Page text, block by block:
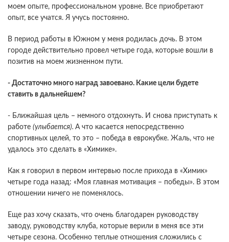
моем опыте, профессиональном уровне. Все приобретают
опыт, все учатся. Я учусь постоянно.
В период работы в Южном у меня родилась дочь. В этом
городе действительно провел четыре года, которые вошли в
позитив на моем жизненном пути.
- Достаточно много наград завоевано. Какие цели будете
ставить в дальнейшем?
- Ближайшая цель – немного отдохнуть. И снова приступать к
работе (улыбается). А что касается непосредственно
спортивных целей, то это – победа в еврокубке. Жаль, что не
удалось это сделать в «Химике».
Как я говорил в первом интервью после прихода в «Химик»
четыре года назад: «Моя главная мотивация – победы». В этом
отношении ничего не поменялось.
Еще раз хочу сказать, что очень благодарен руководству
заводу, руководству клуба, которые верили в меня все эти
четыре сезона. Особенно теплые отношения сложились с